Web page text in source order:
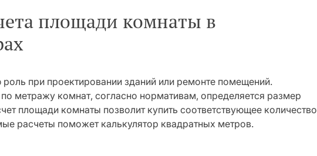
площади комнаты в
при проектировании зданий или ремонте помещений.
метражу комнат, согласно нормативам, определяется размер
площади комнаты позволит купить соответствующее количество
расчеты поможет калькулятор квадратных метров.